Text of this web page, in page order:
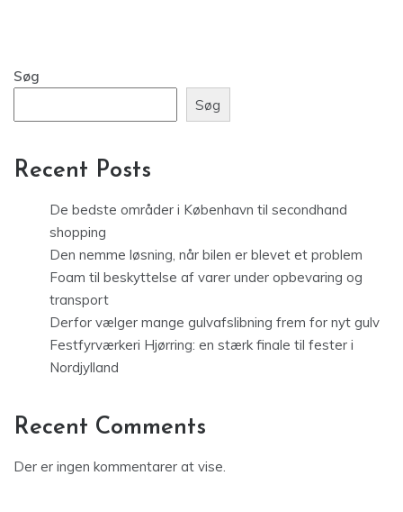
Søg
Søg
Recent Posts
De bedste områder i København til secondhand
shopping
Den nemme løsning, når bilen er blevet et problem
Foam til beskyttelse af varer under opbevaring og
transport
Derfor vælger mange gulvafslibning frem for nyt gulv
Festfyrværkeri Hjørring: en stærk finale til fester i
Nordjylland
Recent Comments
Der er ingen kommentarer at vise.